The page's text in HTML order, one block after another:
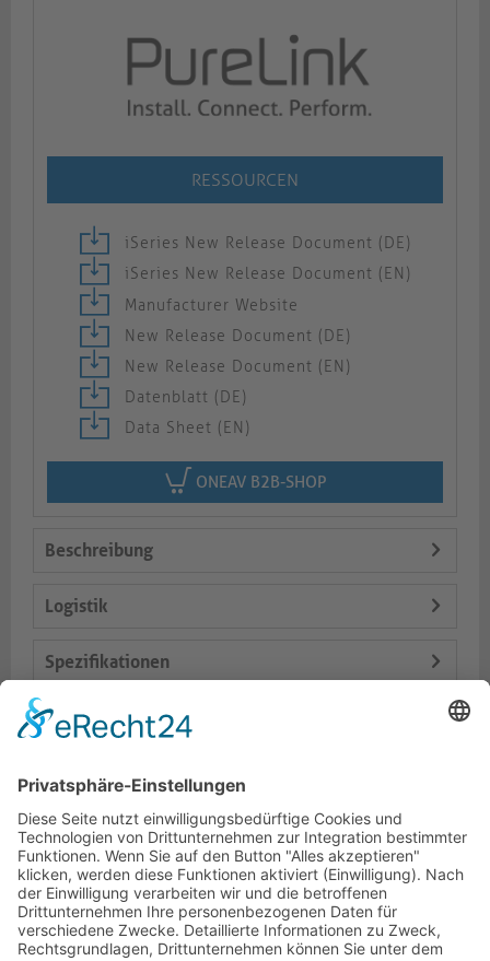
RESSOURCEN
iSeries New Release Document (DE)
iSeries New Release Document (EN)
Manufacturer Website
New Release Document (DE)
New Release Document (EN)
Datenblatt (DE)
Data Sheet (EN)
ONEAV B2B-SHOP
Beschreibung
Logistik
Spezifikationen
Lieferumfang
Dokumente